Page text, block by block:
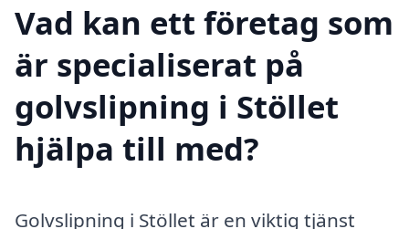
Vad kan ett företag som
är specialiserat på
golvslipning i Stöllet
hjälpa till med?
Golvslipning i Stöllet är en viktig tjänst